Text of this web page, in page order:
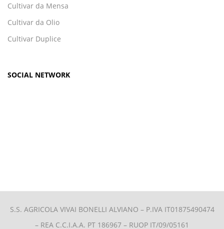
Cultivar da Mensa
Cultivar da Olio
Cultivar Duplice
SOCIAL NETWORK
S.S. AGRICOLA VIVAI BONELLI ALVIANO – P.IVA IT01875490474
– REA C.C.I.A.A. PT 186967 – RUOP IT/09/05161